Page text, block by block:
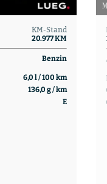
KM-Stand
20.977 KM
Benzin
6,0 l / 100 km
136,0 g / km
E